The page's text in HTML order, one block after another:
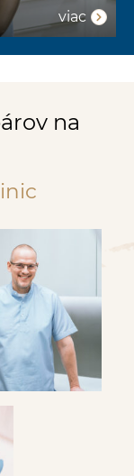
viac
na